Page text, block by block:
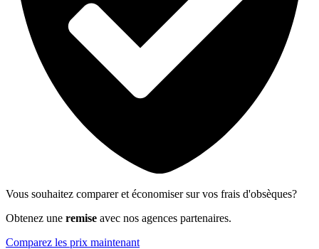
Vous souhaitez comparer et économiser sur vos frais d'obsèques?
Obtenez une remise avec nos agences partenaires.
Comparez les prix maintenant